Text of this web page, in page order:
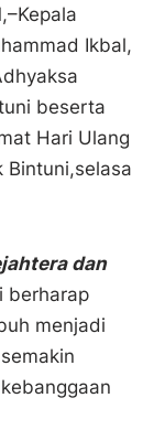
Ikbal,
beserta
Hari Ulang
Bintuni,selasa
dan
berharap
menjadi